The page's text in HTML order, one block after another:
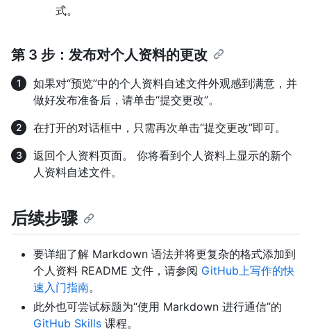
式。
第 3 步：发布对个人资料的更改
如果对“预览”中的个人资料自述文件外观感到满意，并
做好发布准备后，请单击“提交更改”。
在打开的对话框中，只需再次单击“提交更改”即可。
返回个人资料页面。 你将看到个人资料上显示的新个
人资料自述文件。
后续步骤
要详细了解 Markdown 语法并将更复杂的格式添加到
个人资料 README 文件，请参阅 GitHub上写作的快
速入门指南。
此外也可尝试标题为“使用 Markdown 进行通信”的
GitHub Skills 课程。